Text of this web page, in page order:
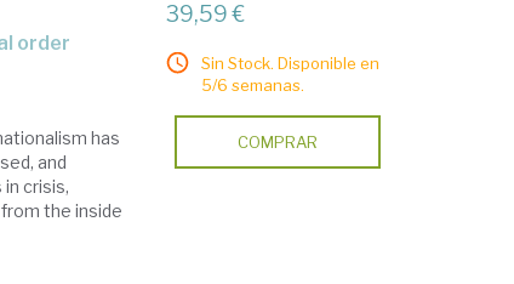
order
has
and
crisis,
the inside
39,59 €
Sin Stock. Disponible en
5/6 semanas.
COMPRAR